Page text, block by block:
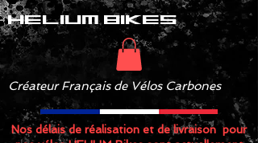
helium bikes
Créateur Français de Vélos Carbones
Nos délais de réalisation et de livraison pour